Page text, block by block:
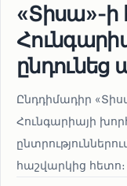
«Տիսա»-
ընդունեց
Ընդդիմադիր
Հունգարիայի
հաշվարկից հետո։